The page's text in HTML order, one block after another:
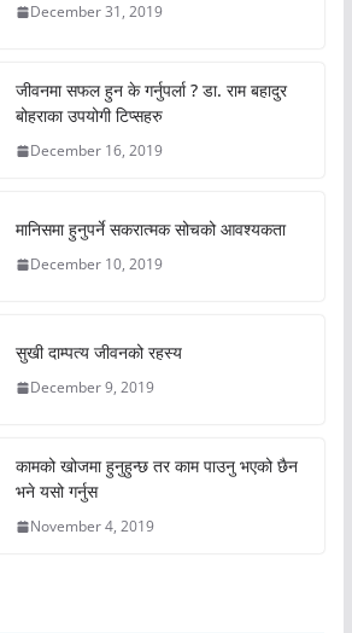
December 31, 2019
जीवनमा सफल हुन के गर्नुपर्ला ? डा. राम बहादुर
बोहराका उपयोगी टिप्सहरु
December 16, 2019
मानिसमा हुनुपर्ने सकरात्मक सोचको आवश्यकता
December 10, 2019
सुखी दाम्पत्य जीवनको रहस्य
December 9, 2019
कामको खोजमा हुनुहुन्छ तर काम पाउनु भएको छैन
भने यसो गर्नुस
November 4, 2019